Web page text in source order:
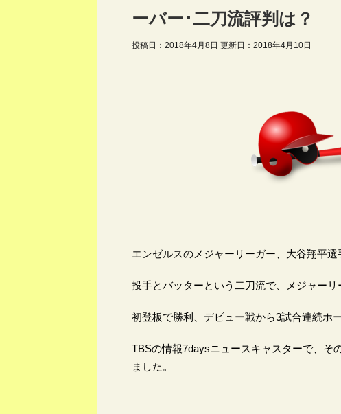
ーバー･二刀流評判は？
投稿日：2018年4月8日 更新日： 2018年4月10日
エンゼルスのメジャーリーガー、大谷翔平選
投手とバッターという二刀流で、メジャーリ
初登板で勝利、デビュー戦から3試合連続ホ
TBSの情報7daysニュースキャスターで、そ
ました。